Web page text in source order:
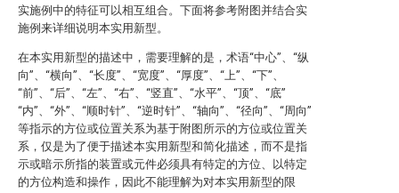
实施例中的特征可以相互组合。下面将参考附图并结合实
施例来详细说明本实用新型。
在本实用新型的描述中，需要理解的是，术语“中心”、“纵
向”、“横向”、“长度”、“宽度”、“厚度”、“上”、“下”、
“前”、“后”、“左”、“右”、“竖直”、“水平”、“顶”、“底”
“内”、“外”、“顺时针”、“逆时针”、“轴向”、“径向”、“周向”
等指示的方位或位置关系为基于附图所示的方位或位置关
系，仅是为了便于描述本实用新型和简化描述，而不是指
示或暗示所指的装置或元件必须具有特定的方位、以特定
的方位构造和操作，因此不能理解为对本实用新型的限